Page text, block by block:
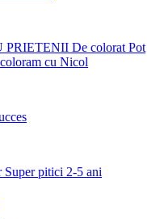
PRIETENII De colorat Pot
cu Nicol
Super pitici 2-5 ani